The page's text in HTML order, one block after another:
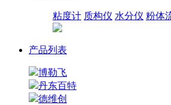
粘度计 质构仪 水分仪 粉体
产品列表
博勒飞
丹东百特
德维创